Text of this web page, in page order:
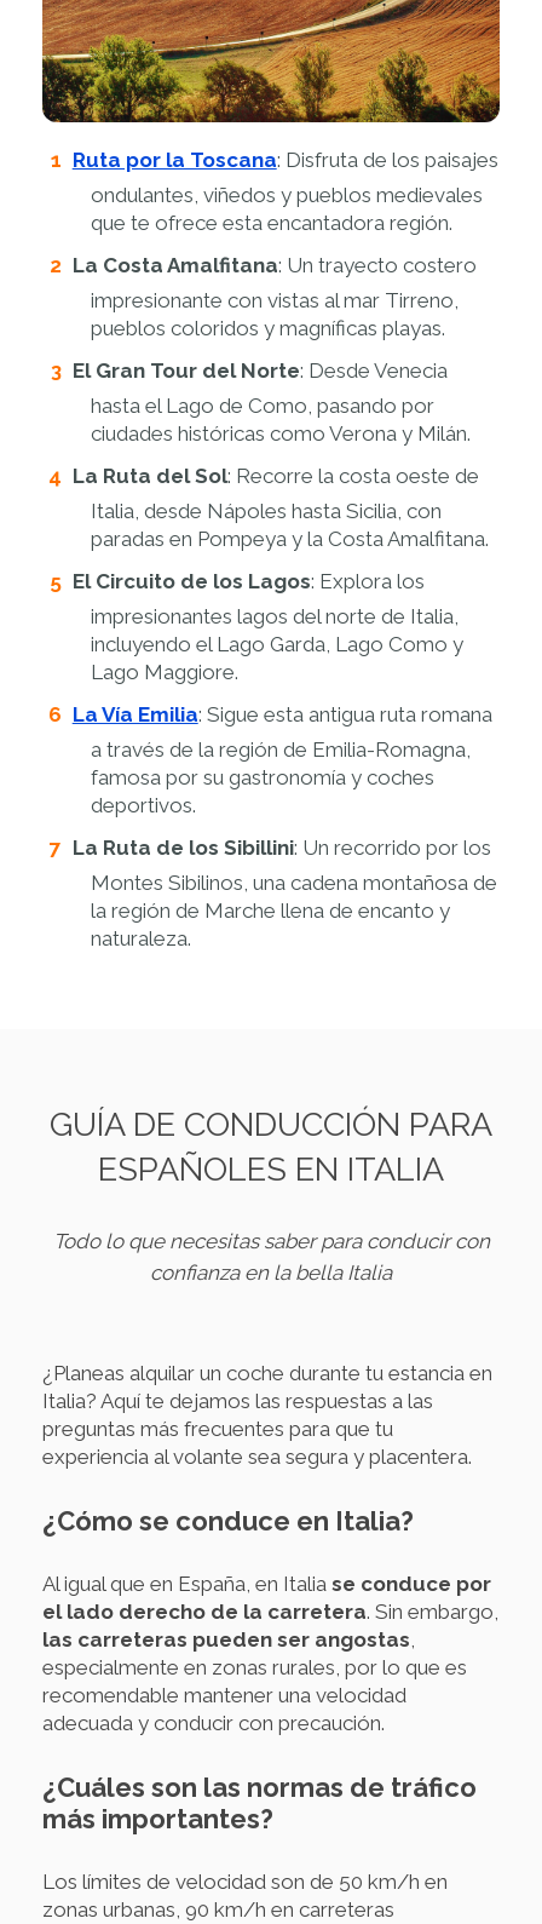
Ruta por la Toscana: Disfruta de los paisajes
ondulantes, viñedos y pueblos medievales
que te ofrece esta encantadora región.
La Costa Amalfitana: Un trayecto costero
impresionante con vistas al mar Tirreno,
pueblos coloridos y magníficas playas.
El Gran Tour del Norte: Desde Venecia
hasta el Lago de Como, pasando por
ciudades históricas como Verona y Milán.
La Ruta del Sol: Recorre la costa oeste de
Italia, desde Nápoles hasta Sicilia, con
paradas en Pompeya y la Costa Amalfitana.
El Circuito de los Lagos: Explora los
impresionantes lagos del norte de Italia,
incluyendo el Lago Garda, Lago Como y
Lago Maggiore.
La Vía Emilia: Sigue esta antigua ruta romana
a través de la región de Emilia-Romagna,
famosa por su gastronomía y coches
deportivos.
La Ruta de los Sibillini: Un recorrido por los
Montes Sibilinos, una cadena montañosa de
la región de Marche llena de encanto y
naturaleza.
GUÍA DE CONDUCCIÓN PARA
ESPAÑOLES EN ITALIA
Todo lo que necesitas saber para conducir con
confianza en la bella Italia
¿Planeas alquilar un coche durante tu estancia en
Italia? Aquí te dejamos las respuestas a las
preguntas más frecuentes para que tu
experiencia al volante sea segura y placentera.
¿Cómo se conduce en Italia?
Al igual que en España, en Italia se conduce por
el lado derecho de la carretera. Sin embargo,
las carreteras pueden ser angostas,
especialmente en zonas rurales, por lo que es
recomendable mantener una velocidad
adecuada y conducir con precaución.
¿Cuáles son las normas de tráfico
más importantes?
Los límites de velocidad son de 50 km/h en
zonas urbanas, 90 km/h en carreteras